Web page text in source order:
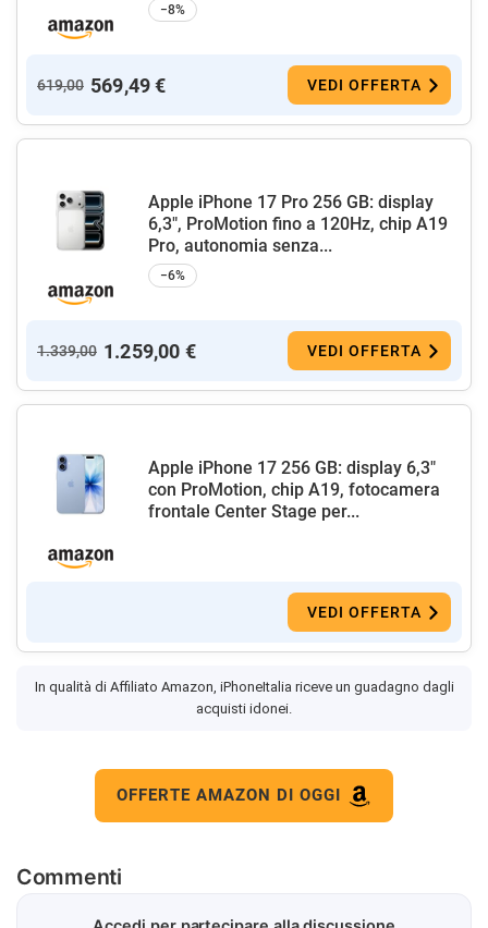
−8%
619,00 569,49 € VEDI OFFERTA
Apple iPhone 17 Pro 256 GB: display
6,3", ProMotion fino a 120Hz, chip A19
Pro, autonomia senza...
−6%
1.339,00 1.259,00 € VEDI OFFERTA
Apple iPhone 17 256 GB: display 6,3"
con ProMotion, chip A19, fotocamera
frontale Center Stage per...
VEDI OFFERTA
In qualità di Affiliato Amazon, iPhoneItalia riceve un guadagno dagli
acquisti idonei.
OFFERTE AMAZON DI OGGI
Commenti